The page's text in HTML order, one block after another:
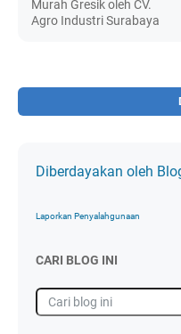
Murah Gresik oleh CV.
Agro Industri Surabaya
Diberdayakan oleh
Laporkan Penyalahgunaan
CARI BLOG INI